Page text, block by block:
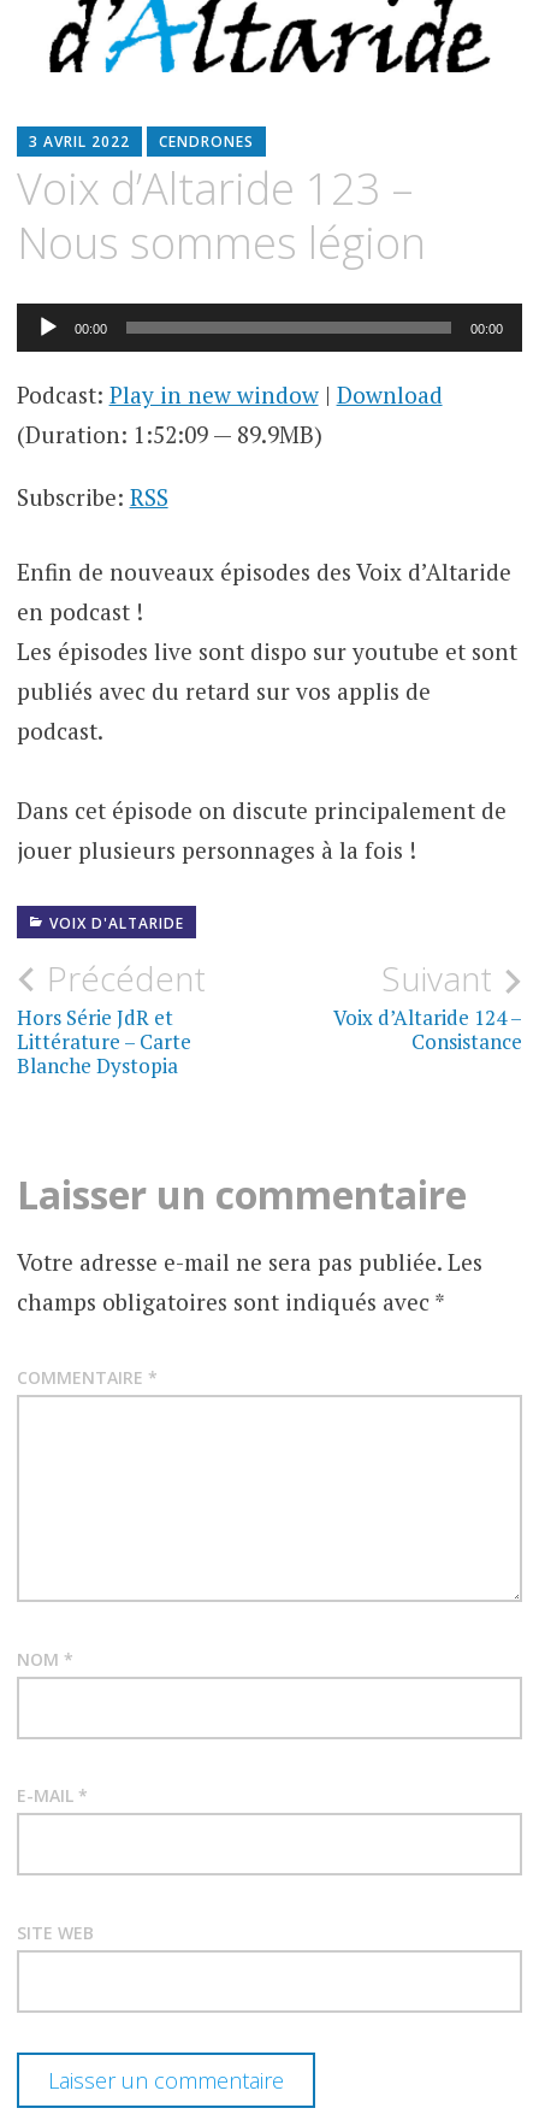
3 AVRIL 2022 CENDRONES
Voix d’Altaride 123 –
Nous sommes légion
Lecteur
audio
00:00 00:00
Podcast: Play in new window| Download
(Duration: 1:52:09 — 89.9MB)
Subscribe: RSS
Enfin de nouveaux épisodes des Voix d’Altaride
en podcast !
Les épisodes live sont dispo sur youtube et sont
publiés avec du retard sur vos applis de
podcast.
Dans cet épisode on discute principalement de
jouer plusieurs personnages à la fois !
VOIX D'ALTARIDE
Navigation
de
l’article
Précédent
Hors Série JdR et
Littérature – Carte
Blanche Dystopia
Suivant
Voix d’Altaride 124 –
Consistance
Laisser un commentaire
Votre adresse e-mail ne sera pas publiée. Les
champs obligatoires sont indiqués avec *
COMMENTAIRE *
NOM *
E-MAIL *
SITE WEB